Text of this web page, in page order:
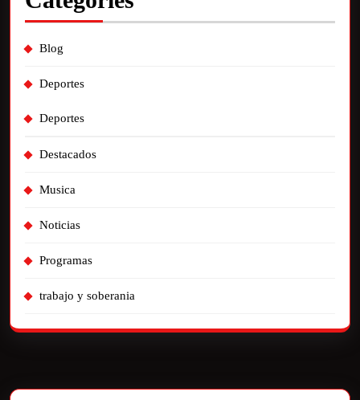
Blog
Deportes
Deportes
Destacados
Musica
Noticias
Programas
trabajo y soberania